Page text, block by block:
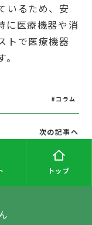
いるため、安
に医療機器や消
トで医療機器
#コラム
次の記事へ
トップ